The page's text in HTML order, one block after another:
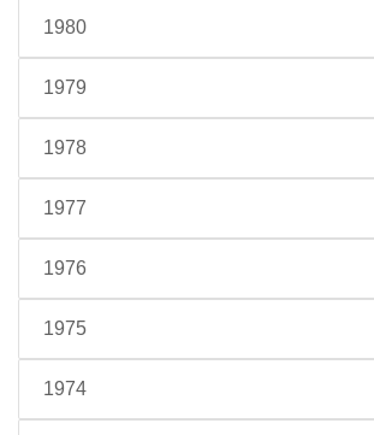
1980
1979
1978
1977
1976
1975
1974